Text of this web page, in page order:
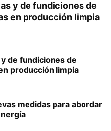
y de fundiciones de
en producción limpia
de fundiciones de
producción limpia
medidas para abordar